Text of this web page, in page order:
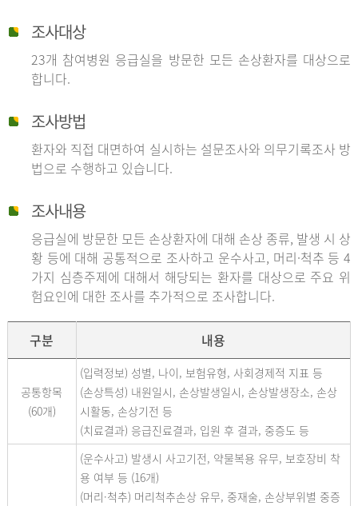
조사대상
23개 참여병원 응급실을 방문한 모든 손상환자를 대상으로
합니다.
조사방법
환자와 직접 대면하여 실시하는 설문조사와 의무기록조사 방
법으로 수행하고 있습니다.
조사내용
응급실에 방문한 모든 손상환자에 대해 손상 종류, 발생 시 상
황 등에 대해 공통적으로 조사하고 운수사고, 머리·척추 등 4
가지 심층주제에 대해서 해당되는 환자를 대상으로 주요 위
험요인에 대한 조사를 추가적으로 조사합니다.
구분 내용
공통항목
(60개)
(입력정보) 성별, 나이, 보험유형, 사회경제적 지표 등
(손상특성) 내원일시, 손상발생일시, 손상발생장소, 손상
시활동, 손상기전 등
(치료결과) 응급진료결과, 입원 후 결과, 중증도 등
(운수사고) 발생시 사고기전, 약물복용 유무, 보호장비 착
용 여부 등 (16개)
(머리·척추) 머리척추손상 유무, 중재술, 손상부위별 중증